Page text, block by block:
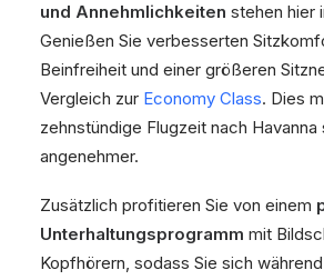
und Annehmlichkeiten stehen hier
Genießen Sie verbesserten
Beinfreiheit und einer größeren
Vergleich zur Economy Class. Dies
zehnstündige Flugzeit nach Havanna
angenehmer.
Zusätzlich profitieren Sie von einem
Unterhaltungsprogramm mit
Kopfhörern, sodass Sie sich